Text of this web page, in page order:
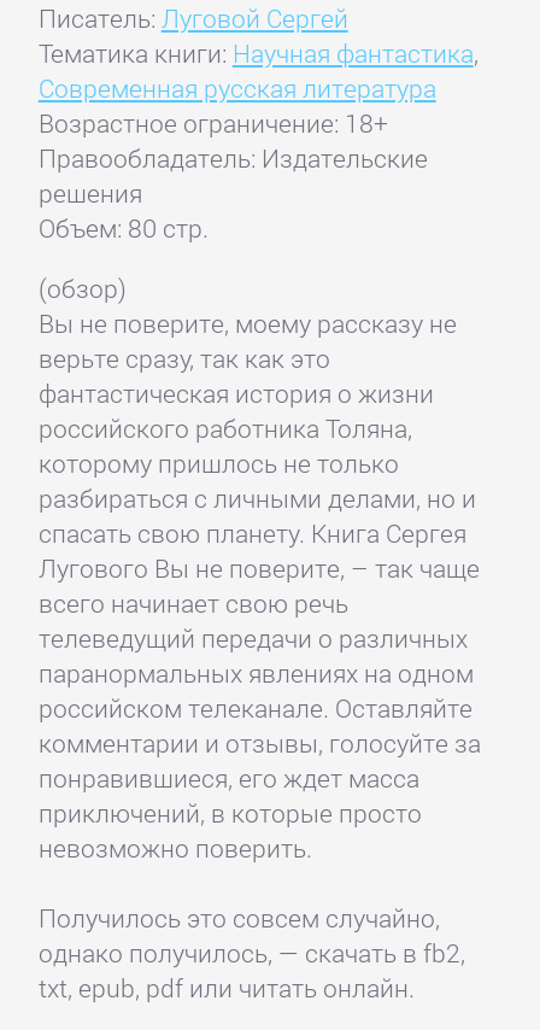
Писатель: Луговой Сергей
Тематика книги: Научная фантастика,
Современная русская литература
Возрастное ограничение: 18+
Правообладатель: Издательские
решения
Объем: 80 стр.
(обзор)
Вы не поверите, моему рассказу не
верьте сразу, так как это
фантастическая история о жизни
российского работника Толяна,
которому пришлось не только
разбираться с личными делами, но и
спасать свою планету. Книга Сергея
Лугового Вы не поверите, – так чаще
всего начинает свою речь
телеведущий передачи о различных
паранормальных явлениях на одном
российском телеканале. Оставляйте
комментарии и отзывы, голосуйте за
понравившиеся, его ждет масса
приключений, в которые просто
невозможно поверить.
Получилось это совсем случайно,
однако получилось, — скачать в fb2,
txt, epub, pdf или читать онлайн.